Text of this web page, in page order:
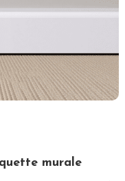
murale